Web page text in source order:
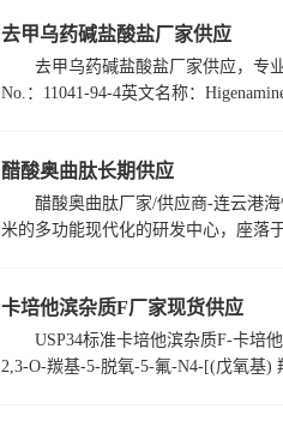
去甲乌药碱盐酸盐厂家供应
去甲乌药碱盐酸盐厂家供应，专
No.：11041-94-4英文名称：
醋酸奥曲肽长期供应
醋酸奥曲肽厂家/供应商-连云港
米的多功能现代化的研发中心，座落
卡培他滨杂质F厂家现货供应
USP34标准卡培他滨杂质F-卡培
2,3-O-羰基-5-脱氧-5-氟-N4-[(戊氧基)